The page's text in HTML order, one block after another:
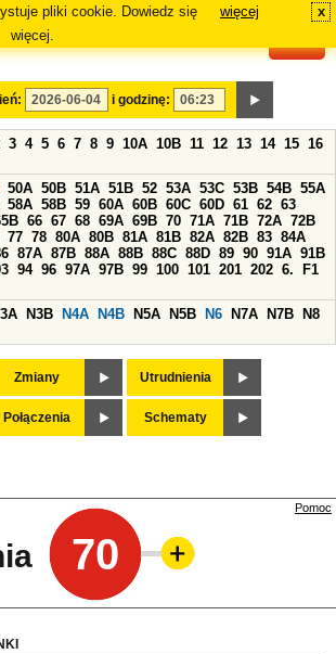
pliki cookie. Dowiedz się
więcej.
więcej x
i godzinę:
3 4 5 6 7 8 9 10A 10B 11 12 13 14 15 16
50A 50B 51A 51B 52 53A 53C 53B 54B 55A
58A 58B 59 60A 60B 60C 60D 61 62 63
66 67 68 69A 69B 70 71A 71B 72A 72B
77 78 80A 80B 81A 81B 82A 82B 83 84A
87A 87B 88A 88B 88C 88D 89 90 91A 91B
94 96 97A 97B 99 100 101 201 202 6.
F1
N3B N4A N4B N5A N5B N6 N7A N7B
N8
Zmiany Utrudnienia
Połączenia Schematy
70
Pomoc